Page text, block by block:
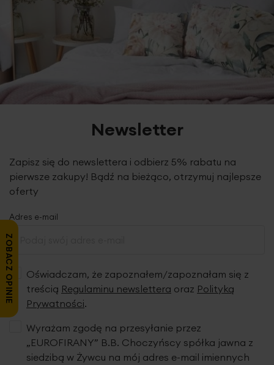
Newsletter
Zapisz się do newslettera i odbierz 5% rabatu na
pierwsze zakupy! Bądź na bieżąco, otrzymuj najlepsze
oferty
Adres e-mail
Oświadczam, że zapoznałem/zapoznałam się z
treścią Regulaminu newslettera oraz Polityką
Prywatności.
Wyrażam zgodę na przesyłanie przez
„EUROFIRANY” B.B. Choczyńscy spółka jawna z
siedzibą w Żywcu na mój adres e-mail imiennych
ZOBACZ OPINIE